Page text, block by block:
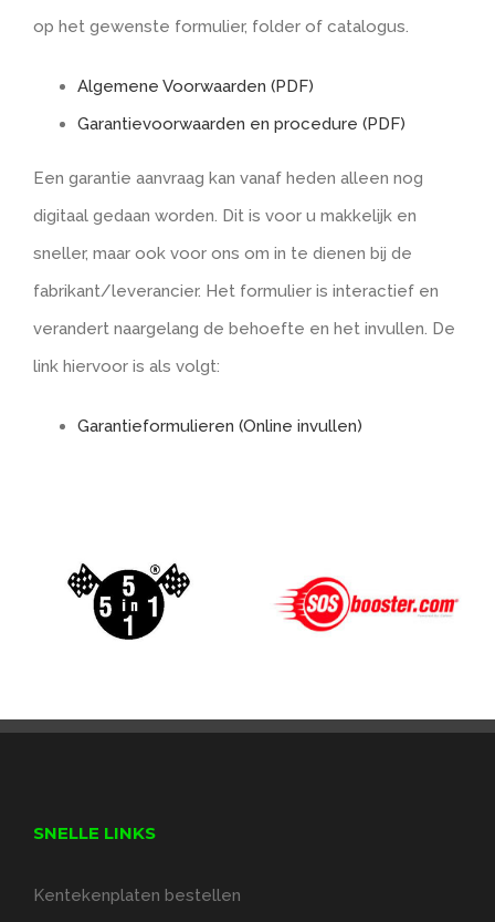
op het gewenste formulier, folder of catalogus.
Algemene Voorwaarden (PDF)
Garantievoorwaarden en procedure (PDF)
Een garantie aanvraag kan vanaf heden alleen nog
digitaal gedaan worden. Dit is voor u makkelijk en
sneller, maar ook voor ons om in te dienen bij de
fabrikant/leverancier. Het formulier is interactief en
verandert naargelang de behoefte en het invullen. De
link hiervoor is als volgt:
Garantieformulieren (Online invullen)
SNELLE LINKS
Kentekenplaten bestellen